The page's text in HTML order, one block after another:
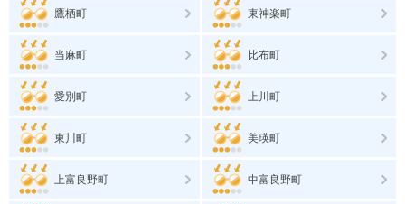
鷹栖町 東神楽町
当麻町 比布町
愛別町 上川町
東川町 美瑛町
上富良野町 中富良野町